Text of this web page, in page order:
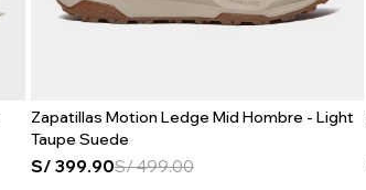
Zapatillas Motion Ledge Mid Hombre - Light
Taupe Suede
S/ 399.90S/499.00